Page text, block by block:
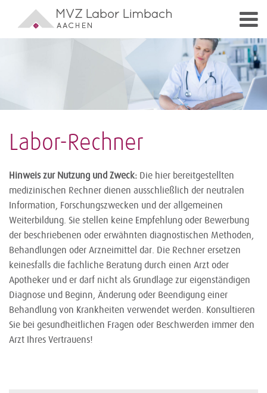
Labor-Rechner
Hinweis zur Nutzung und Zweck: Die hier bereitgestellten
medizinischen Rechner dienen ausschließlich der neutralen
Information, Forschungszwecken und der allgemeinen
Weiterbildung. Sie stellen keine Empfehlung oder Bewerbung
der beschriebenen oder erwähnten diagnostischen Methoden,
Behandlungen oder Arzneimittel dar. Die Rechner ersetzen
keinesfalls die fachliche Beratung durch einen Arzt oder
Apotheker und er darf nicht als Grundlage zur eigenständigen
Diagnose und Beginn, Änderung oder Beendigung einer
Behandlung von Krankheiten verwendet werden. Konsultieren
Sie bei gesundheitlichen Fragen oder Beschwerden immer den
Arzt Ihres Vertrauens!